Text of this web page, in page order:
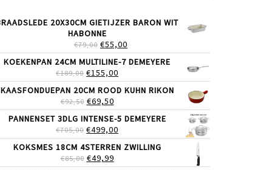
20X30CM GIETIJZER BARON WIT
HABONNE
€79,00 OORSPRONKELIJKE
PRIJS
WAS:
€79,00.
€55,00
PRIJS
IS:
KOEKENPAN 24CM MULTILINE-7 DEMEYERE
€189,00 OORSPRONKELIJKE
PRIJS
WAS:
€189,00.
€155,00
PRIJS
IS:
KAASFONDUEPAN 20CM ROOD KUHN RIKON
€92,50 OORSPRONKELIJKE
PRIJS
WAS:
€92,50.
€69,50HUIDIGE
PRIJS
IS:
€69,50.
PANNENSET 3DLG INTENSE-5 DEMEYERE
€705,00 OORSPRONKELIJKE
PRIJS
WAS:
€705,00.
€499,00
PRIJS
IS:
KOKSMES 18CM 4STERREN ZWILLING
€85,00 OORSPRONKELIJKE
€49,99HUIDIGE